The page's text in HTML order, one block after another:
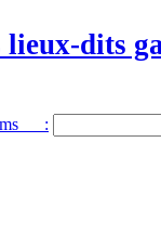
lieux-dits
: